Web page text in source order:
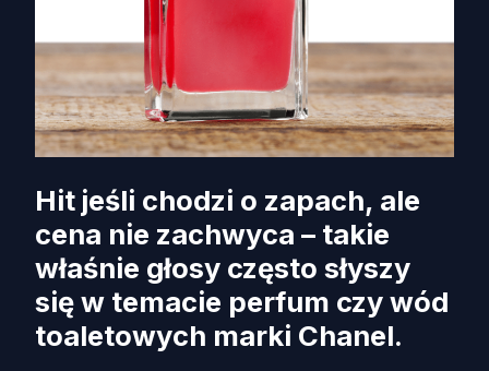
Hit jeśli chodzi o zapach, ale
cena nie zachwyca – takie
właśnie głosy często słyszy
się w temacie perfum czy wód
toaletowych marki Chanel.